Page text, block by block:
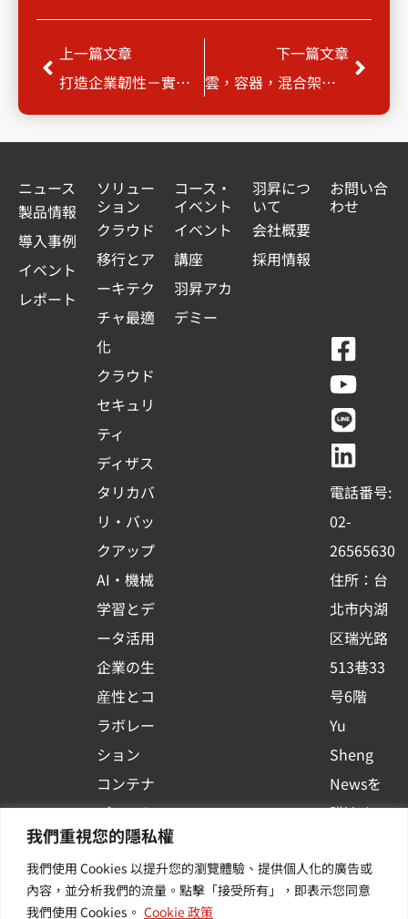
我們重視您的隱私權
我們使用 Cookies 以提升您的瀏覽體驗、提供個人化的廣告或
內容，並分析我們的流量。點擊「接受所有」，即表示您同意
我們使用 Cookies。 Cookie 政策
Prev
上一篇文章
打造企業韌性－實現無縫的本地備份和災難復原
下一篇文章
雲，容器，混合架構—F5創新應用策略
Next
ニュース
製品情報
導入事例
イベント
レポート
ソリュー
ション
クラウド
移行とア
ーキテク
チャ最適
化
クラウド
セキュリ
ティ
ディザス
タリカバ
リ・バッ
クアップ
AI・機械
学習とデ
ータ活用
企業の生
産性とコ
ラボレー
ション
コンテナ
プラット
フォーム
活用
その他・
コース・
イベント
イベント
講座
羽昇アカ
デミー
羽昇につ
いて
会社概要
採用情報
お問い合
わせ
F
a
c
e
b
o
o
k
-
s
q
u
a
r
e
Y
o
u
t
u
b
e
L
i
n
e
L
i
n
k
e
d
i
n
電話番号:
02-
26565630
住所：台
北市内湖
区瑞光路
513巷33
号6階
Yu
Sheng
Newsを
購読する
イベント
や業界情